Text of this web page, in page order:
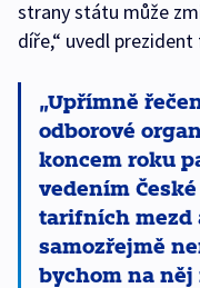
strany státu může
díře,“ uvedl
Upřímně
odborové
koncem roku
vedením
tarifních mezd
samozřejmě
bychom na